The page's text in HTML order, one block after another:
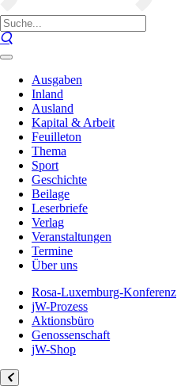
Ausgaben
Inland
Ausland
Kapital & Arbeit
Feuilleton
Thema
Sport
Geschichte
Beilage
Leserbriefe
Verlag
Veranstaltungen
Termine
Über uns
Rosa-Luxemburg-Konferenz
jW-Prozess
Aktionsbüro
Genossenschaft
jW-Shop